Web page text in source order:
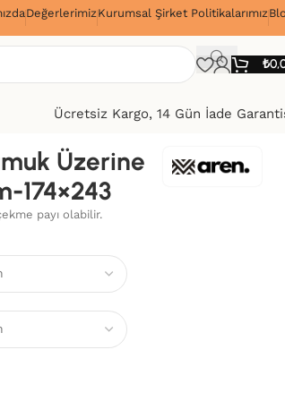
DeğerlerimizKurumsal Şirket Politikalarımız
₺
Ücretsiz Kargo, 14 Gün İade
Üzerine
174×243
payı olabilir.